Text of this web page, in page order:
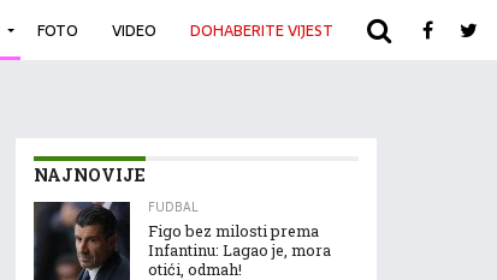
FOTO VIDEO DOHABERITE VIJEST ARHIVA
NAJNOVIJE
FUDBAL
Figo bez milosti prema
Infantinu: Lagao je, mora
otići, odmah!